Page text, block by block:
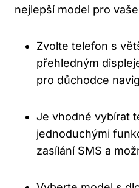
nejlepší model pro
Zvolte telefon s
přehledným
pro důchodce
Je vhodné vybírat
jednoduchými
zasílání SMS a